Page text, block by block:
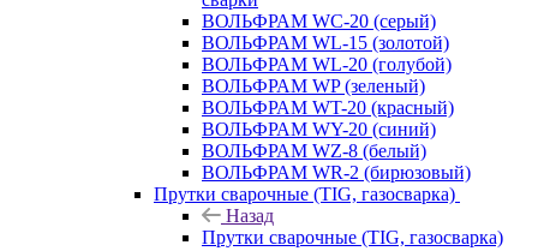
ВОЛЬФРАМ WC-20 (серый)
ВОЛЬФРАМ WL-15 (золотой)
ВОЛЬФРАМ WL-20 (голубой)
ВОЛЬФРАМ WP (зеленый)
ВОЛЬФРАМ WT-20 (красный)
ВОЛЬФРАМ WY-20 (синий)
ВОЛЬФРАМ WZ-8 (белый)
ВОЛЬФРАМ WR-2 (бирюзовый)
Прутки сварочные (TIG, газосварка)
Назад
Прутки сварочные (TIG, газосварка)